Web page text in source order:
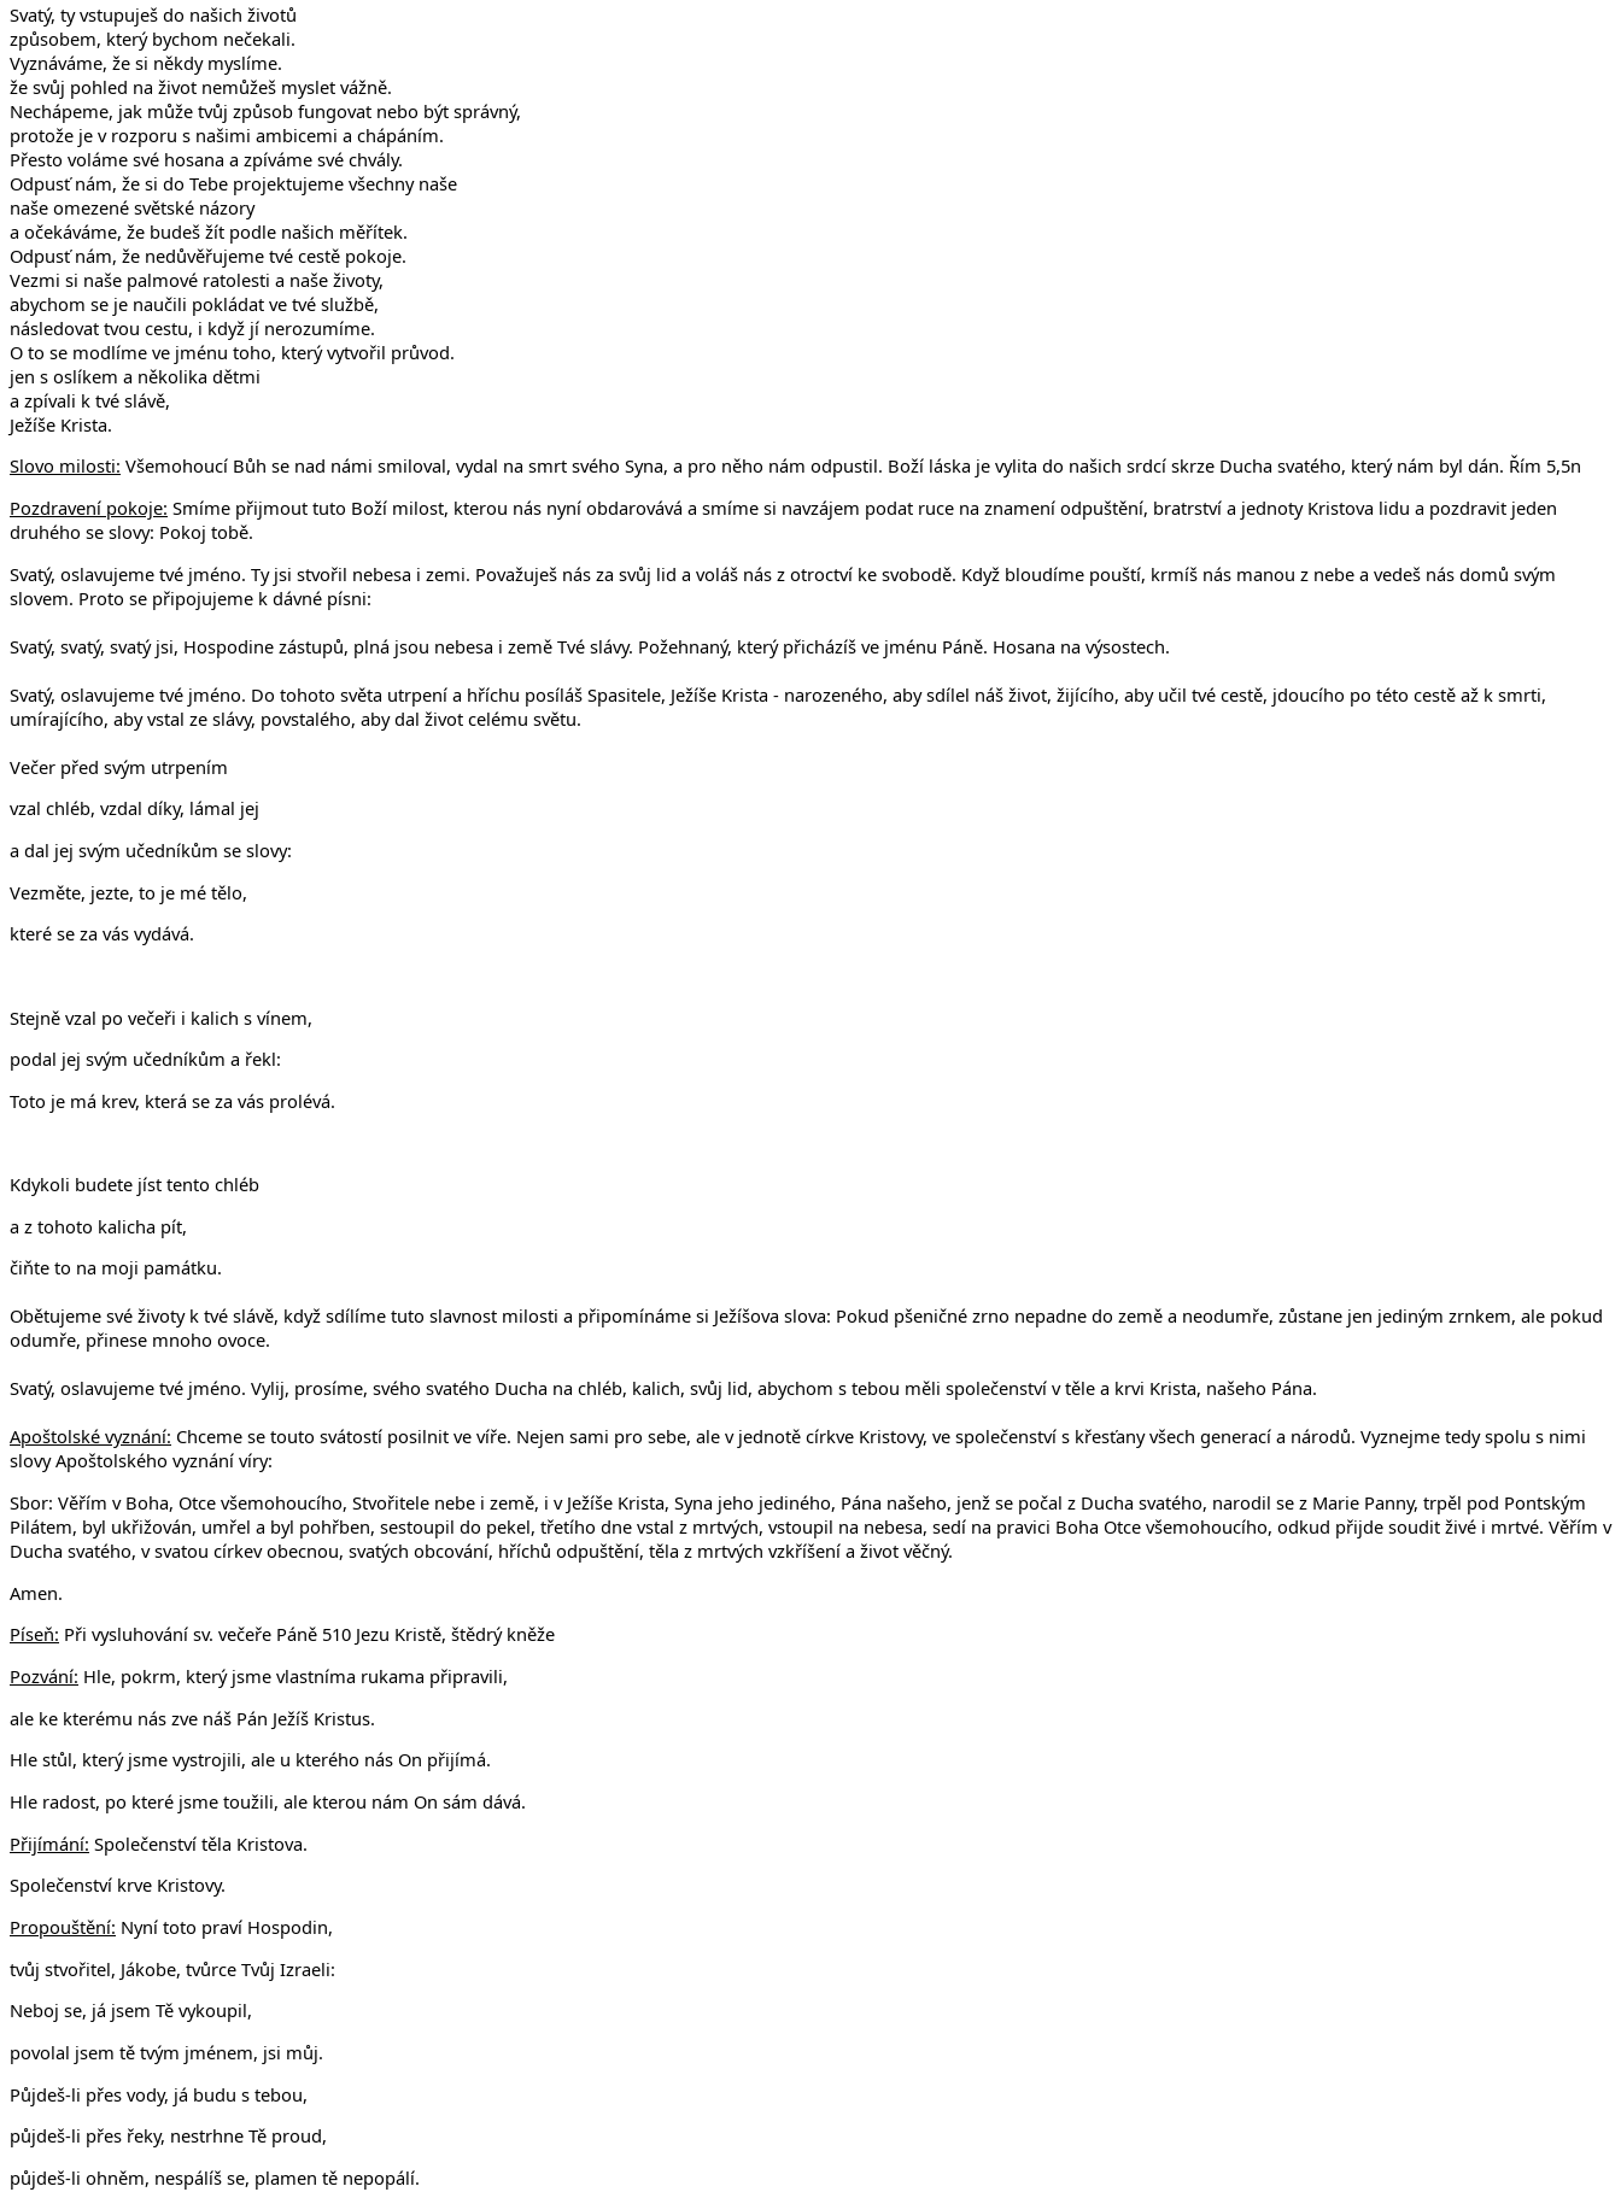
Svatý, ty vstupuješ do našich životů
způsobem, který bychom nečekali.
Vyznáváme, že si někdy myslíme.
že svůj pohled na život nemůžeš myslet vážně.
Nechápeme, jak může tvůj způsob fungovat nebo být správný,
protože je v rozporu s našimi ambicemi a chápáním.
Přesto voláme své hosana a zpíváme své chvály.
Odpusť nám, že si do Tebe projektujeme všechny naše
naše omezené světské názory
a očekáváme, že budeš žít podle našich měřítek.
Odpusť nám, že nedůvěřujeme tvé cestě pokoje.
Vezmi si naše palmové ratolesti a naše životy,
abychom se je naučili pokládat ve tvé službě,
následovat tvou cestu, i když jí nerozumíme.
O to se modlíme ve jménu toho, který vytvořil průvod.
jen s oslíkem a několika dětmi
a zpívali k tvé slávě,
Ježíše Krista.
Slovo milosti: Všemohoucí Bůh se nad námi smiloval, vydal na smrt svého Syna, a pro něho nám odpustil. Boží láska je vylita do našich srdcí skrze Ducha svatého, který nám byl dán. Řím 5,5n
Pozdravení pokoje: Smíme přijmout tuto Boží milost, kterou nás nyní obdarovává a smíme si navzájem podat ruce na znamení odpuštění, bratrství a jednoty Kristova lidu a pozdravit jeden
druhého se slovy: Pokoj tobě.
Svatý, oslavujeme tvé jméno. Ty jsi stvořil nebesa i zemi. Považuješ nás za svůj lid a voláš nás z otroctví ke svobodě. Když bloudíme pouští, krmíš nás manou z nebe a vedeš nás domů svým
slovem. Proto se připojujeme k dávné písni:
Svatý, svatý, svatý jsi, Hospodine zástupů, plná jsou nebesa i země Tvé slávy. Požehnaný, který přicházíš ve jménu Páně. Hosana na výsostech.
Svatý, oslavujeme tvé jméno. Do tohoto světa utrpení a hříchu posíláš Spasitele, Ježíše Krista - narozeného, aby sdílel náš život, žijícího, aby učil tvé cestě, jdoucího po této cestě až k smrti,
umírajícího, aby vstal ze slávy, povstalého, aby dal život celému světu.
Večer před svým utrpením
vzal chléb, vzdal díky, lámal jej
a dal jej svým učedníkům se slovy:
Vezměte, jezte, to je mé tělo,
které se za vás vydává.
Stejně vzal po večeři i kalich s vínem,
podal jej svým učedníkům a řekl:
Toto je má krev, která se za vás prolévá.
Kdykoli budete jíst tento chléb
a z tohoto kalicha pít,
čiňte to na moji památku.
Obětujeme své životy k tvé slávě, když sdílíme tuto slavnost milosti a připomínáme si Ježíšova slova: Pokud pšeničné zrno nepadne do země a neodumře, zůstane jen jediným zrnkem, ale pokud
odumře, přinese mnoho ovoce.
Svatý, oslavujeme tvé jméno. Vylij, prosíme, svého svatého Ducha na chléb, kalich, svůj lid, abychom s tebou měli společenství v těle a krvi Krista, našeho Pána.
Apoštolské vyznání: Chceme se touto svátostí posilnit ve víře. Nejen sami pro sebe, ale v jednotě církve Kristovy, ve společenství s křesťany všech generací a národů. Vyznejme tedy spolu s nimi
slovy Apoštolského vyznání víry:
Sbor: Věřím v Boha, Otce všemohoucího, Stvořitele nebe i země, i v Ježíše Krista, Syna jeho jediného, Pána našeho, jenž se počal z Ducha svatého, narodil se z Marie Panny, trpěl pod Pontským
Pilátem, byl ukřižován, umřel a byl pohřben, sestoupil do pekel, třetího dne vstal z mrtvých, vstoupil na nebesa, sedí na pravici Boha Otce všemohoucího, odkud přijde soudit živé i mrtvé. Věřím v
Ducha svatého, v svatou církev obecnou, svatých obcování, hříchů odpuštění, těla z mrtvých vzkříšení a život věčný.
Amen.
Píseň: Při vysluhování sv. večeře Páně 510 Jezu Kristě, štědrý kněže
Pozvání: Hle, pokrm, který jsme vlastníma rukama připravili,
ale ke kterému nás zve náš Pán Ježíš Kristus.
Hle stůl, který jsme vystrojili, ale u kterého nás On přijímá.
Hle radost, po které jsme toužili, ale kterou nám On sám dává.
Přijímání: Společenství těla Kristova.
Společenství krve Kristovy.
Propouštění: Nyní toto praví Hospodin,
tvůj stvořitel, Jákobe, tvůrce Tvůj Izraeli:
Neboj se, já jsem Tě vykoupil,
povolal jsem tě tvým jménem, jsi můj.
Půjdeš-li přes vody, já budu s tebou,
půjdeš-li přes řeky, nestrhne Tě proud,
půjdeš-li ohněm, nespálíš se, plamen tě nepopálí.